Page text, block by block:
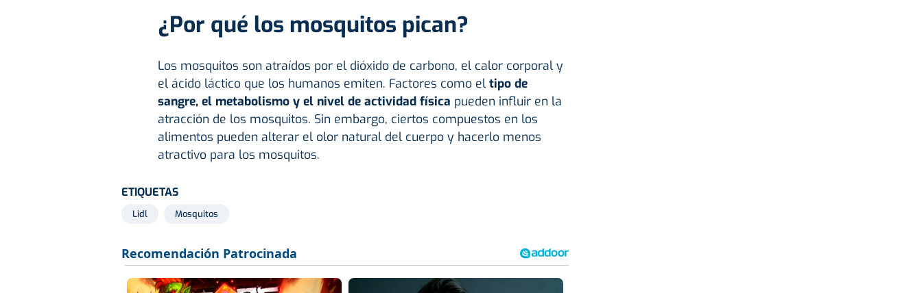
¿Por qué los mosquitos pican?
Los mosquitos son atraídos por el dióxido de carbono, el calor corporal y
el ácido láctico que los humanos emiten. Factores como eltipo de
sangre, el metabolismo y el nivel de actividad física pueden influir en la
atracción de los mosquitos. Sin embargo, ciertos compuestos en los
alimentos pueden alterar el olor natural del cuerpo y hacerlo menos
atractivo para los mosquitos.
ETIQUETAS
Lidl Mosquitos